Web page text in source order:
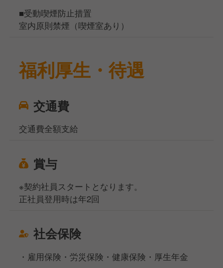
■受動喫煙防止措置
室内原則禁煙（喫煙室あり）
福利厚生・待遇
交通費
交通費全額支給
賞与
※契約社員スタートとなります。
正社員登用時は年2回
社会保険
・雇用保険・労災保険・健康保険・厚生年金